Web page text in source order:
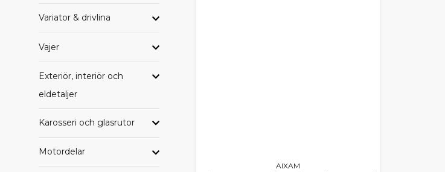
Variator & drivlina
Vajer
Exteriör, interiör och
eldetaljer
Karosseri och glasrutor
Motordelar
AIXAM